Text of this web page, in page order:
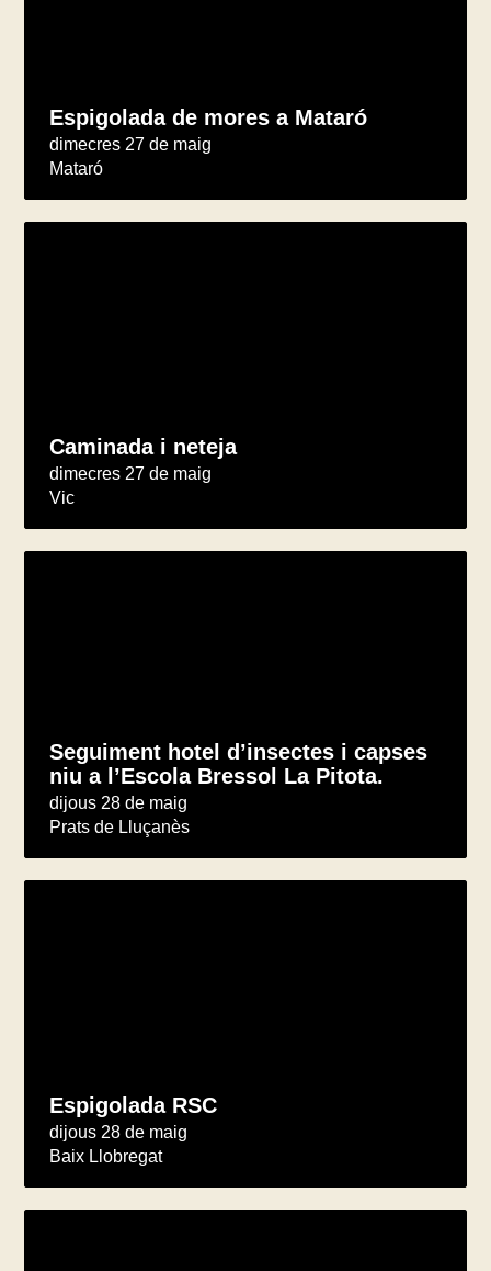
Espigolada de mores a Mataró
dimecres 27 de maig
Mataró
Caminada i neteja
dimecres 27 de maig
Vic
Seguiment hotel d’insectes i capses
niu a l’Escola Bressol La Pitota.
dijous 28 de maig
Prats de Lluçanès
Espigolada RSC
dijous 28 de maig
Baix Llobregat